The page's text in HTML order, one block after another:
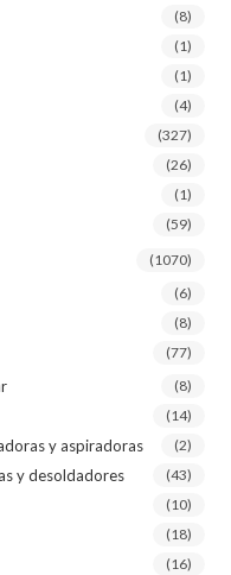
(8)
(1)
(1)
(4)
(327)
(26)
(1)
(59)
(1070)
(6)
(8)
(77)
(8)
(14)
y aspiradoras (2)
y desoldadores (43)
(10)
(18)
(16)